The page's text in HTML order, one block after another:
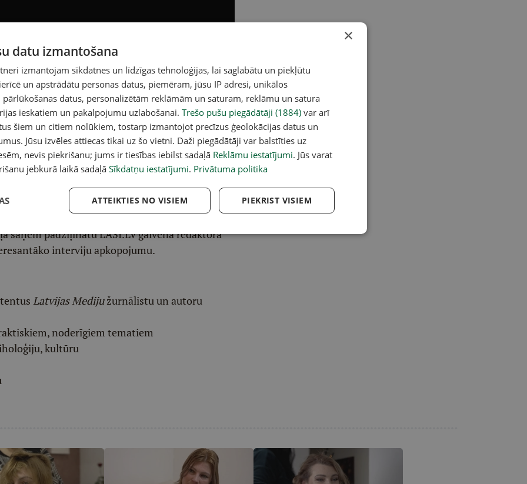
,X,Bluesky,Draugiem,Threadsvai arīInstagram.
atlasītu noderīgu, praktisku un aktuālu saturu.
saņem padziļinātu LASI.LV galvenā redaktora
interviju apkopojumu.
Latvijas Medijužurnālistu un autoru
noderīgiem tematiem
kultūru
×
datu izmantošana
izmantojam sīkdatnes un līdzīgas tehnoloģijas, lai saglabātu un piekļūtu
un apstrādātu personas datus, piemēram, jūsu IP adresi, unikālos
datus, personalizētām reklāmām un saturam, reklāmu un satura
ieskatiem un pakalpojumu uzlabošanai. Trešo pušu piegādātāji (1884) var arī
šiem un citiem nolūkiem, tostarp izmantojot precīzus ģeolokācijas datus un
Jūsu izvēles attiecas tikai uz šo vietni. Daži piegādātāji var balstīties uz
nevis piekrišanu; jums ir tiesības iebilst sadaļā Reklāmu iestatījumi. Jūs varat
jebkurā laikā sadaļāSīkdatņu iestatījumi. Privātuma politika
PIEKRIST VISIEM
ATTEIKTIES NO VISIEM